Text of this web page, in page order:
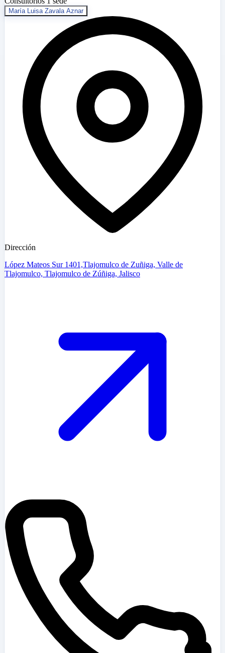
María Luisa Zavala Aznar
Dirección
López Mateos Sur 1401,Tlajomulco de Zuñiga, Valle de
Tlajomulco, Tlajomulco de Zúñiga, Jalisco